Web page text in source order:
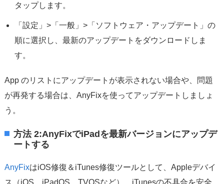
タップします。
「設定」>「一般」>「ソフトウェア・アップデート」の
順に選択し、最新のアップデートをダウンロードしま
す。
App のリストにアップデートが表示されない場合や、問題
が再発する場合は、AnyFixを使ってアップデートしましょ
う。
方法 2:AnyFixでiPadを最新バージョンにアップデ
ートする
AnyFixはiOS修復＆iTunes修復ツールとして、Appleデバイ
ス（iOS、iPadOS、TVOSなど）、iTunesの不具合を安全